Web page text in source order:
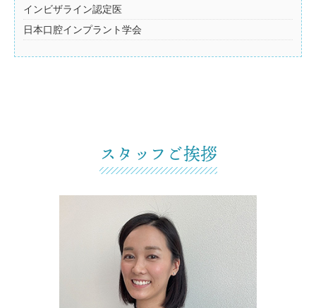
インビザライン認定医
日本口腔インプラント学会
スタッフご挨拶